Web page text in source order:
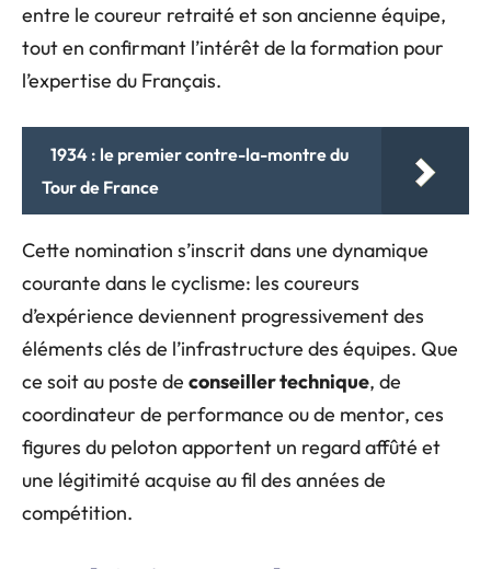
entre le coureur retraité et son ancienne équipe,
tout en confirmant l’intérêt de la formation pour
l’expertise du Français.
1934 : le premier contre-la-montre du
Tour de France
Cette nomination s’inscrit dans une dynamique
courante dans le cyclisme: les coureurs
d’expérience deviennent progressivement des
éléments clés de l’infrastructure des équipes. Que
ce soit au poste de conseiller technique, de
coordinateur de performance ou de mentor, ces
figures du peloton apportent un regard affûté et
une légitimité acquise au fil des années de
compétition.